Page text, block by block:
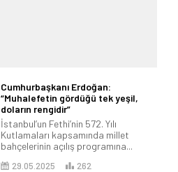
Cumhurbaşkanı Erdoğan:
“Muhalefetin gördüğü tek yeşil,
doların rengidir”
İstanbul’un Fethi’nin 572. Yılı
Kutlamaları kapsamında millet
bahçelerinin açılış programına...
29.05.2025 262